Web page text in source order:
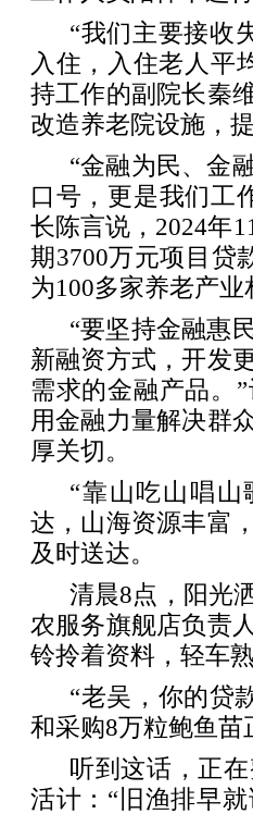
“我们主要接收
入住，入住老人平
持工作的副院长秦
改造养老院设施，
“金融为民、金
口号，更是我们工
长陈言说，2024年
期3700万元项目贷
为100多家养老产
“要坚持金融惠
新融资方式，开发
需求的金融产品。
用金融力量解决群
厚关切。
“靠山吃山唱
达，山海资源丰富
及时送达。
清晨8点，阳光
农服务旗舰店负责
铃拎着资料，轻车
“老吴，你的贷
和采购8万粒鲍鱼苗
听到这话，正
活计：“旧渔排早